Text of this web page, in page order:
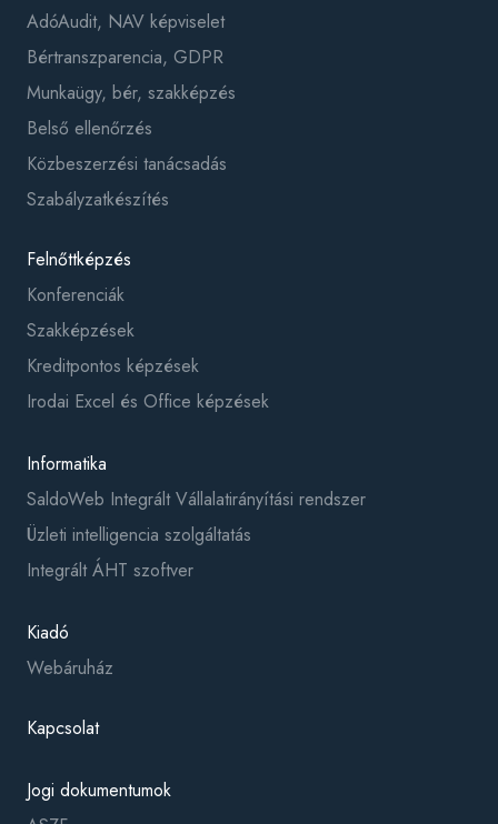
AdóAudit, NAV képviselet
Bértranszparencia, GDPR
Munkaügy, bér, szakképzés
Belső ellenőrzés
Közbeszerzési tanácsadás
Szabályzatkészítés
Felnőttképzés
Konferenciák
Szakképzések
Kreditpontos képzések
Irodai Excel és Office képzések
Informatika
SaldoWeb Integrált Vállalatirányítási rendszer
Üzleti intelligencia szolgáltatás
Integrált ÁHT szoftver
Kiadó
Webáruház
Kapcsolat
Jogi dokumentumok